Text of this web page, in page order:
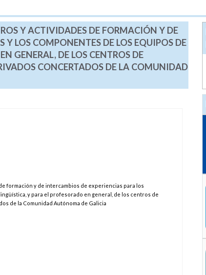
Y ACTIVIDADES DE FORMACIÓN Y DE
Y LOS COMPONENTES DE LOS EQUIPOS DE
GENERAL, DE LOS CENTROS DE
CONCERTADOS DE LA COMUNIDAD
formación y de intercambios de experiencias para los
y para el profesorado en general, de los centros de
de la Comunidad Autónoma de Galicia